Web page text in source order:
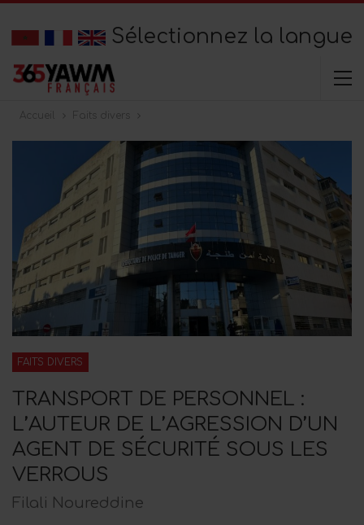
Sélectionnez la langue
Accueil Faits divers
FAITS DIVERS
TRANSPORT DE PERSONNEL :
L’AUTEUR DE L’AGRESSION D’UN
AGENT DE SÉCURITÉ SOUS LES
VERROUS
Filali Noureddine